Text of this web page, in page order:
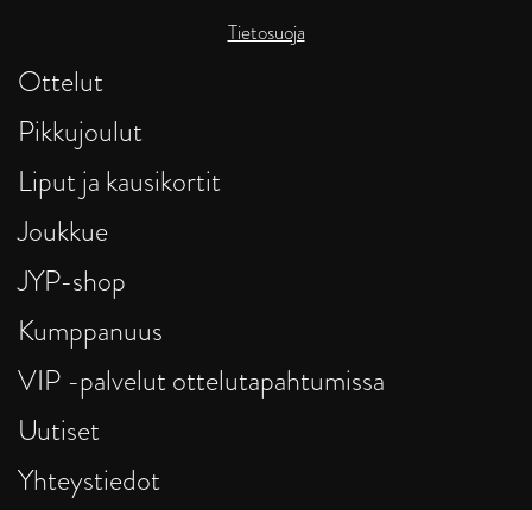
Tietosuoja
Ottelut
Pikkujoulut
Liput ja kausikortit
Joukkue
JYP-shop
Kumppanuus
VIP -palvelut ottelutapahtumissa
Uutiset
Yhteystiedot